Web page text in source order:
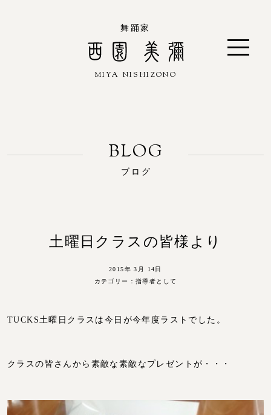
舞踊家
西園 美彌
MIYA NISHIZONO
ブログ
土曜日クラスの皆様より
2015年 3月 14日
カテゴリー： 指導者として
TUCKS土曜日クラスは今日が今年度ラストでした。
クラスの皆さんから素敵な素敵なプレゼントが・・・